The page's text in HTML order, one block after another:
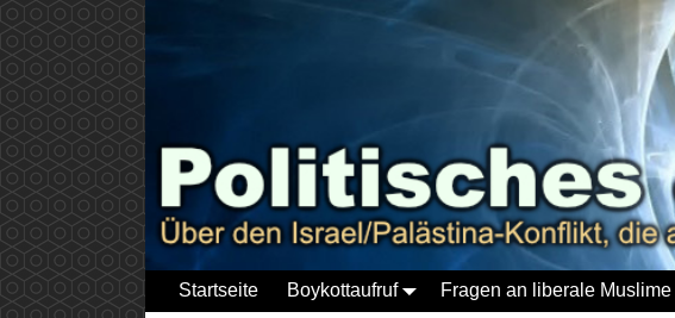
Startseite Boykottaufruf Fragen an liberale Muslime